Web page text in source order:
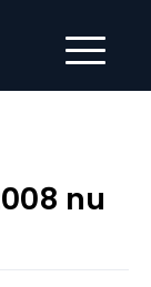
nu